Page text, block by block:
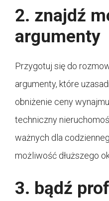
2. znajdź
argumenty
Przygotuj się do
argumenty, które
obniżenie ceny
techniczny
ważnych dla
możliwość dłuższego
3. bądź